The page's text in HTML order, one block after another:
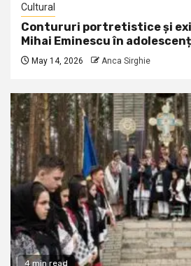
Cultural
Contururi portretistice și
Mihai Eminescu în
May 14, 2026 Anca Sirghie
4 min read